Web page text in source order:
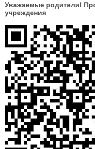
Уважаемые родители!
учреждения